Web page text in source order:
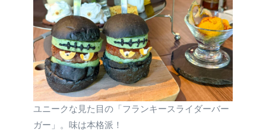
ユニークな見た目の「フランキースライダーバー
ガー」。味は本格派！